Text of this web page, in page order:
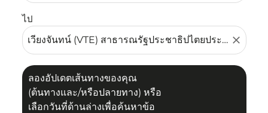
ไป
close
ลองอัปเดตเส้นทางของคุณ
(ต้นทางและ/หรือปลายทาง) หรือ
เลือกวันที่ด้านล่างเพื่อค้นหาข้อ